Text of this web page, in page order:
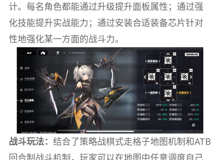
计。每名角色都能通过升级提升面板属性；通过强
化技能提升实战能力；通过安装合适装备芯片针对
性地强化某一方面的战斗力。
战斗玩法： 结合了策略战棋式走格子地图机制和ATB
回合制战斗机制，玩家可以在地图中任意调度自己